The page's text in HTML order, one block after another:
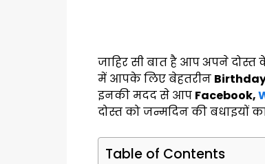
जाहिर सी बात है आप अपने
में आपके लिए बेहतरीन
इनकी मदद से आप Facebook,
दोस्त को जन्मदिन की बधाइयों
Table of Contents